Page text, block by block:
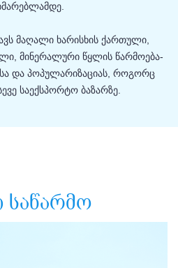
მაღალი ხარისხის ქართული,
მინერალური წყლის წარმოება-
და პოპულარიზაციას, როგორც
საექსპორტო ბაზარზე.
საწარმო